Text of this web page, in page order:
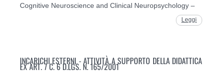
Cognitive Neuroscience and Clinical Neuropsychology –
Leggi
INCARICHI ESTERNI - ATTIVITÀ A SUPPORTO DELLA DIDATTICA
EX ART. 7 C. 6 D.LGS. N. 165/2001